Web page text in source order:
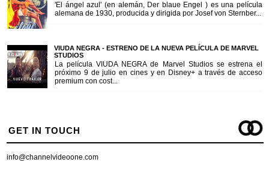
'El ángel azul' (en alemán, Der blaue Engel ) es una película
alemana de 1930, producida y dirigida por Josef von Sternber...
VIUDA NEGRA - ESTRENO DE LA NUEVA PELÍCULA DE MARVEL
STUDIOS
La película VIUDA NEGRA de Marvel Studios se estrena el
próximo 9 de julio en cines y en Disney+ a través de acceso
premium con cost...
GET IN TOUCH
info@channelvideoone.com